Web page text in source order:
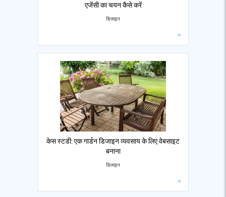
एजेंसी का चयन कैसे करें
डिजाइन
केस स्टडी: एक गार्डन डिजाइन व्यवसाय के लिए वेबसाइट
बनाना
डिजाइन